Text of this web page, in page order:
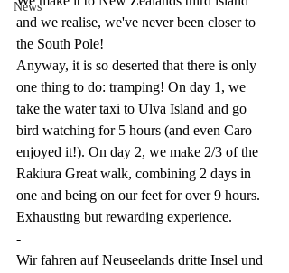
News
and we realise, we've never been closer to
the South Pole!
Anyway, it is so deserted that there is only
one thing to do: tramping! On day 1, we
take the water taxi to Ulva Island and go
bird watching for 5 hours (and even Caro
enjoyed it!). On day 2, we make 2/3 of the
Rakiura Great walk, combining 2 days in
one and being on our feet for over 9 hours.
Exhausting but rewarding experience.
-
Wir fahren auf Neuseelands dritte Insel und